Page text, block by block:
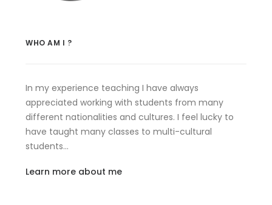
WHO AM I ?
In my experience teaching I have always
appreciated working with students from many
different nationalities and cultures. I feel lucky to
have taught many classes to multi-cultural
students…
Learn more about me